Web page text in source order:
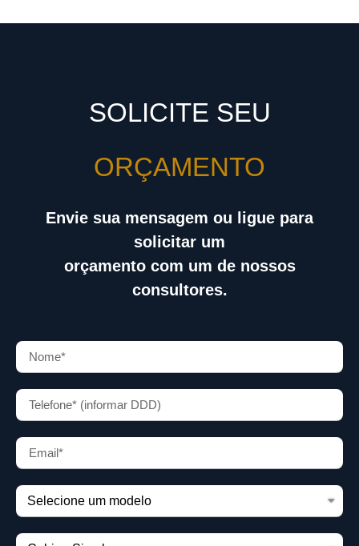
SOLICITE SEU
ORÇAMENTO
Envie sua mensagem ou ligue para
solicitar um
orçamento com um de nossos
consultores.